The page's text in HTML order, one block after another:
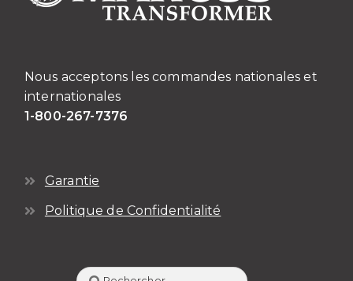
Nous acceptons les commandes nationales et
internationales
1-800-267-7376
Garantie
Politique de Confidentialité
Rechercher :